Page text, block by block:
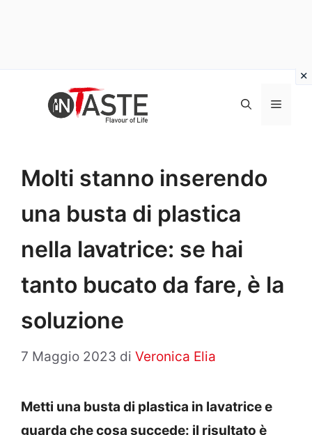
Menu
Molti stanno inserendo
una busta di plastica
nella lavatrice: se hai
tanto bucato da fare, è la
soluzione
7 Maggio 2023 di Veronica Elia
Metti una busta di plastica in lavatrice e
guarda che cosa succede: il risultato è